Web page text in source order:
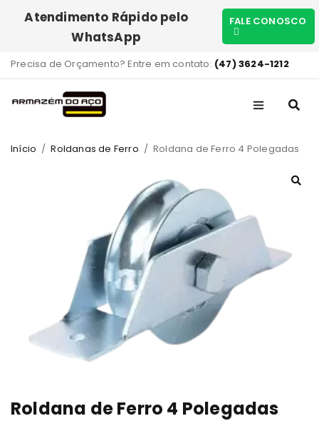
Atendimento Rápido pelo
WhatsApp
FALE CONOSCO
Precisa de Orçamento? Entre em contato: (47) 3624-1212
Início / Roldanas de Ferro / Roldana de Ferro 4 Polegadas
Roldana de Ferro 4 Polegadas